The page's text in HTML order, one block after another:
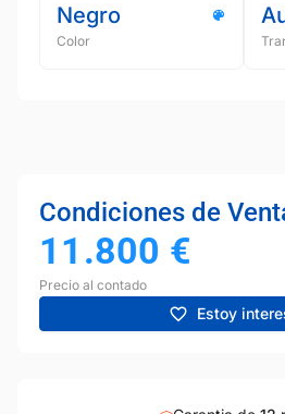
Negro
Color
Condiciones de
11.800 €
Precio al contado
Estoy